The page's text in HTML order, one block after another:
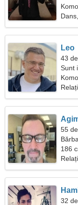
Leo
43
Sunt
55
186
32